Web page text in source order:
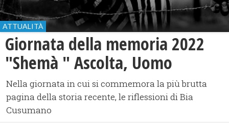
ATTUALITÀ
Giornata della memoria 2022
"Shemà " Ascolta, Uomo
Nella giornata in cui si commemora la più brutta
pagina della storia recente, le riflessioni di Bia
Cusumano